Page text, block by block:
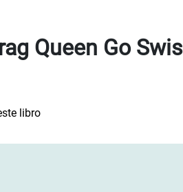
Queen Go
libro